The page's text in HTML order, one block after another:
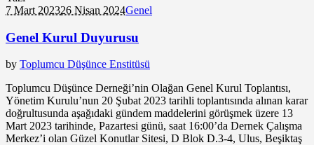
7 Mart 202326 Nisan 2024Genel
Genel Kurul Duyurusu
by Toplumcu Düşünce Enstitüsü
Toplumcu Düşünce Derneği’nin Olağan Genel Kurul Toplantısı,
Yönetim Kurulu’nun 20 Şubat 2023 tarihli toplantısında alınan karar
doğrultusunda aşağıdaki gündem maddelerini görüşmek üzere 13
Mart 2023 tarihinde, Pazartesi günü, saat 16:00’da Dernek Çalışma
Merkez’i olan Güzel Konutlar Sitesi, D Blok D.3-4, Ulus, Beşiktaş